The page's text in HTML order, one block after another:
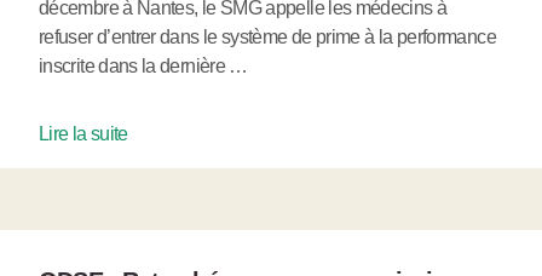
décembre à Nantes, le SMG appelle les médecins à
refuser d’entrer dans le système de prime à la performance
inscrite dans la dernière …
Lire la suite